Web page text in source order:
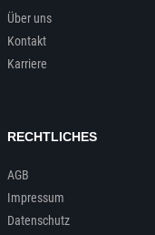
Über uns
Kontakt
Karriere
RECHTLICHES
AGB
Impressum
Datenschutz